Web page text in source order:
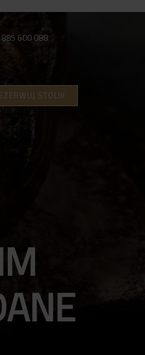
600 088
STOLIK